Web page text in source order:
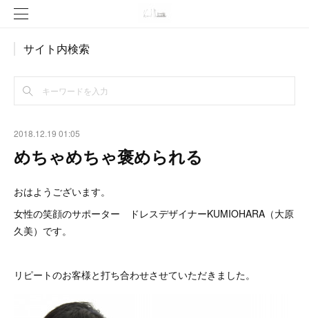
サイト内検索
2018.12.19 01:05
めちゃめちゃ褒められる
おはようございます。
女性の笑顔のサポーター ドレスデザイナーKUMIOHARA（大原
久美）です。
リピートのお客様と打ち合わせさせていただきました。